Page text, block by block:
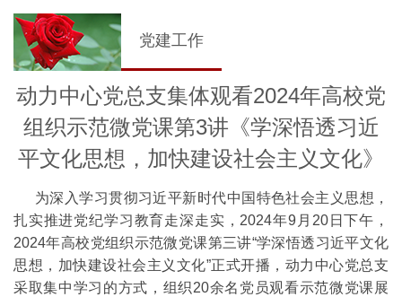
党建工作
动力中心党总支集体观看2024年高校党
组织示范微党课第3讲《学深悟透习近
平文化思想，加快建设社会主义文化》
为深入学习贯彻习近平新时代中国特色社会主义思想，
扎实推进党纪学习教育走深走实，2024年9月20日下午，
2024年高校党组织示范微党课第三讲“学深悟透习近平文化
思想，加快建设社会主义文化”正式开播，动力中心党总支
采取集中学习的方式，组织20余名党员观看示范微党课展